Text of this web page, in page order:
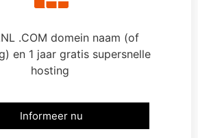
.COM domein naam (of
en 1 jaar gratis supersnelle
hosting
Informeer nu